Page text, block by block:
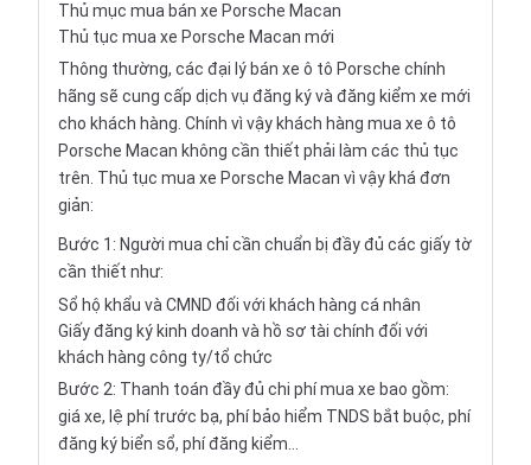
Thủ mục mua bán xe Porsche Macan
Thủ tục mua xe Porsche Macan mới
Thông thường, các đại lý bán xe ô tô Porsche chính
hãng sẽ cung cấp dịch vụ đăng ký và đăng kiểm xe mới
cho khách hàng. Chính vì vậy khách hàng mua xe ô tô
Porsche Macan không cần thiết phải làm các thủ tục
trên. Thủ tục mua xe Porsche Macan vì vậy khá đơn
giản:
Bước 1: Người mua chỉ cần chuẩn bị đầy đủ các giấy tờ
cần thiết như:
Sổ hộ khẩu và CMND đối với khách hàng cá nhân
Giấy đăng ký kinh doanh và hồ sơ tài chính đối với
khách hàng công ty/tổ chức
Bước 2: Thanh toán đầy đủ chi phí mua xe bao gồm:
giá xe, lệ phí trước bạ, phí bảo hiểm TNDS bắt buộc, phí
đăng ký biển sổ, phí đăng kiểm...